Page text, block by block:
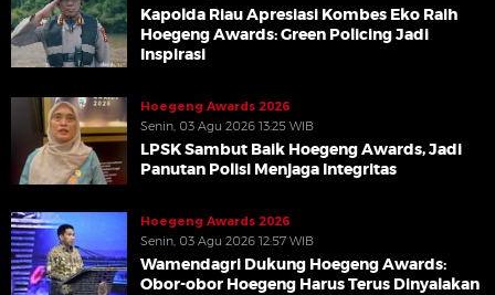
Kapolda Riau Apresiasi Kombes Eko Raih
Hoegeng Awards: Green Policing Jadi
Inspirasi
Hoegeng Awards 2026
Senin, 03 Agu 2026 13:25 WIB
LPSK Sambut Baik Hoegeng Awards, Jadi
Panutan Polisi Menjaga Integritas
Hoegeng Awards 2026
Senin, 03 Agu 2026 12:57 WIB
Wamendagri Dukung Hoegeng Awards:
Obor-obor Hoegeng Harus Terus Dinyalakan